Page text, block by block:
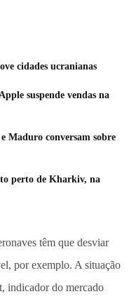
cidades ucranianas
suspende vendas na
Maduro conversam sobre
perto de Kharkiv, na
têm que desviar
por exemplo. A situação
indicador do mercado